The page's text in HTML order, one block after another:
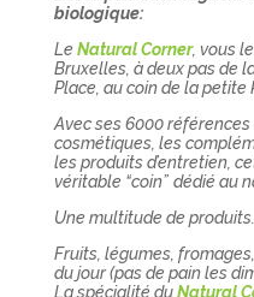
biologique:
Le Natural Corner, vous
Bruxelles, à deux pas de
Place, au coin de la petite
Avec ses 6000
cosmétiques, les
les produits d’entretien,
véritable “coin” dédié au
Une multitude de
Fruits, légumes,
du jour (pas de pain les
La spécialité duNatural